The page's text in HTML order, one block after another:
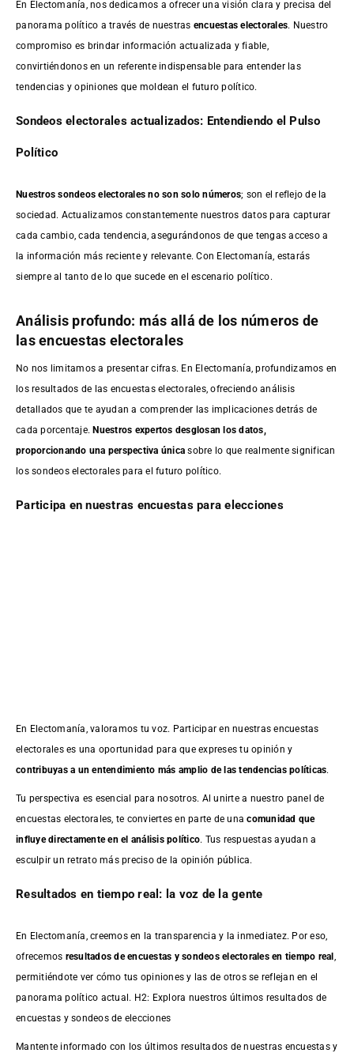
En Electomanía, nos dedicamos a ofrecer una visión clara y precisa del
panorama político a través de nuestras encuestas electorales. Nuestro
compromiso es brindar información actualizada y fiable,
convirtiéndonos en un referente indispensable para entender las
tendencias y opiniones que moldean el futuro político.
Sondeos electorales actualizados: Entendiendo el Pulso
Político
Nuestros sondeos electorales no son solo números; son el reflejo de la
sociedad. Actualizamos constantemente nuestros datos para capturar
cada cambio, cada tendencia, asegurándonos de que tengas acceso a
la información más reciente y relevante. Con Electomanía, estarás
siempre al tanto de lo que sucede en el escenario político.
Análisis profundo: más allá de los números de
las encuestas electorales
No nos limitamos a presentar cifras. En Electomanía, profundizamos en
los resultados de las encuestas electorales, ofreciendo análisis
detallados que te ayudan a comprender las implicaciones detrás de
cada porcentaje.Nuestros expertos desglosan los datos,
proporcionando una perspectiva única sobre lo que realmente significan
los sondeos electorales para el futuro político.
Participa en nuestras encuestas para elecciones
En Electomanía, valoramos tu voz. Participar en nuestras encuestas
electorales es una oportunidad para que expreses tu opinión y
contribuyas a un entendimiento más amplio de las tendencias políticas.
Tu perspectiva es esencial para nosotros. Al unirte a nuestro panel de
encuestas electorales, te conviertes en parte de unacomunidad que
influye directamente en el análisis político. Tus respuestas ayudan a
esculpir un retrato más preciso de la opinión pública.
Resultados en tiempo real: la voz de la gente
En Electomanía, creemos en la transparencia y la inmediatez. Por eso,
ofrecemos resultados deencuestas y sondeos electorales en tiempo real
permitiéndote ver cómo tus opiniones y las de otros se reflejan en el
panorama político actual. H2: Explora nuestros últimos resultados de
encuestas y sondeos de elecciones
Mantente informado con los últimos resultados de nuestras encuestasy